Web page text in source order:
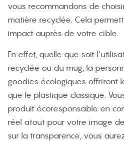
vous recommandons de
matière recyclée. Cela
impact auprès de votre cible.
En effet, quelle que soit
recyclée ou du mug, la
goodies écologiques offriront
que le plastique classique.
produit écoresponsable en
réel atout pour votre image
sur la transparence, vous